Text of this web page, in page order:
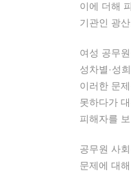
이에 더해
기관인 광
여성 공무
성차별·성
이러한 문
못하다가
피해자를
공무원 사
문제에 대